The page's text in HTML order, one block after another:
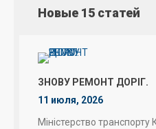
Новые 15 статей
ЗНОВУ РЕМОНТ ДОРІГ.
11 июля, 2026
Міністерство